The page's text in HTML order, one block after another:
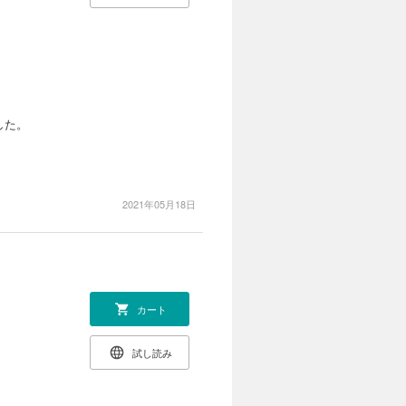
。
2021年05月18日
カート
試し読み